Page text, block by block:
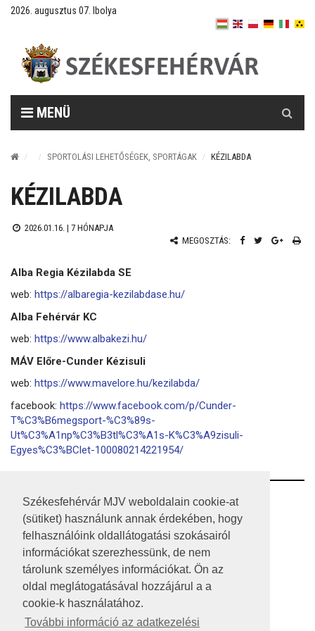
Székesfehérvár MJV weboldalain cookie-at
(sütiket) használunk annak érdekében, hogy
felhasználóink oldallátogatási szokásairól
információkat szerezhessünk, de nem
tárolunk személyes információkat. Ön az
oldal meglátogatásával hozzájárul a a
cookie-k használatához.
További információ az adatkezelési
2026. augusztus 07. Ibolya
MENÜ
SPORTOLÁSI LEHETŐSÉGEK, SPORTÁGAK KÉZILABDA
KÉZILABDA
2026.01.16. | 7 HÓNAPJA
MEGOSZTÁS:
Alba Regia Kézilabda SE
web: https://albaregia-kezilabdase.hu/
Alba Fehérvár KC
web: https://www.albakezi.hu/
MÁV Előre-Cunder Kézisuli
web: https://www.mavelore.hu/kezilabda/
facebook: https://www.facebook.com/p/Cunder-
T%C3%B6megsport-%C3%89s-
Ut%C3%A1np%C3%B3tl%C3%A1s-K%C3%A9zisuli-
Egyes%C3%BClet-100080214221954/
RSS
A HONLAP 2017.03.31-I ÁLLAPOTA
JOGI NYILATKOZAT
IMPRESSZUM